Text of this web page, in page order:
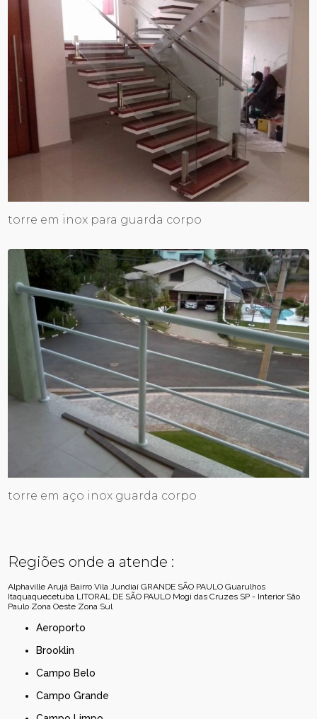
torre em inox para guarda corpo
torre em aço inox guarda corpo
Regiões onde a atende :
Alphaville Arujá Bairro Vila Jundiaí GRANDE SÃO PAULO Guarulhos
Itaquaquecetuba LITORAL DE SÃO PAULO Mogi das Cruzes SP - Interior São
Paulo Zona Oeste Zona Sul
Aeroporto
Brooklin
Campo Belo
Campo Grande